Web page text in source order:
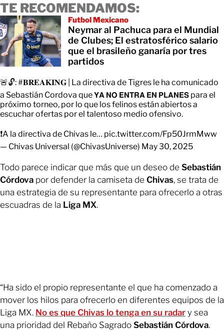
TE RECOMENDAMOS:
Futbol Mexicano
Neymar al Pachuca para el Mundial
de Clubes; El estratosférico salario
que el brasileño ganaría por tres
partidos
🚨🔓:#𝐁𝐑𝐄𝐀𝐊𝐈𝐍𝐆 | La directiva de Tigres le ha comunicado
a Sebastián Cordova que 𝗬𝗔 𝗡𝗢 𝗘𝗡𝗧𝗥𝗔 𝗘𝗡 𝗣𝗟𝗔𝗡𝗘𝗦 para el
próximo torneo, por lo que los felinos están abiertos a
escuchar ofertas por el talentoso medio ofensivo.
❗️A la directiva de Chivas le… pic.twitter.com/Fp50JrmMww
— Chivas Universal (@ChivasUniverse) May 30, 2025
Todo parece indicar que más que un deseo de Sebastián
Córdova por defender la camiseta de Chivas, se trata de
una estrategia de su representante para ofrecerlo a otras
escuadras de la Liga MX.
“Ha sido el propio representante el que ha comenzado a
mover los hilos para ofrecerlo en diferentes equipos de la
Liga MX. No es que Chivas lo tenga en su radar y sea
una prioridad del Rebaño Sagrado Sebastián Córdova.